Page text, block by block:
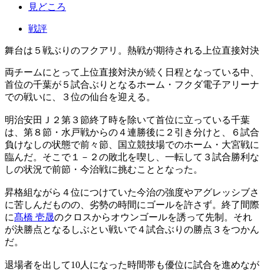
見どころ
戦評
舞台は５戦ぶりのフクアリ。熱戦が期待される上位直接対決
両チームにとって上位直接対決が続く日程となっている中、
首位の千葉が５試合ぶりとなるホーム・フクダ電子アリーナ
での戦いに、３位の仙台を迎える。
明治安田Ｊ２第３節終了時を除いて首位に立っている千葉
は、第８節・水戸戦からの４連勝後に２引き分けと、６試合
負けなしの状態で前々節、国立競技場でのホーム・大宮戦に
臨んだ。そこで１－２の敗北を喫し、一転して３試合勝利な
しの状況で前節・今治戦に挑むこととなった。
昇格組ながら４位につけていた今治の強度やアグレッシブさ
に苦しんだものの、劣勢の時間にゴールを許さず。終了間際
に髙橋 壱晟のクロスからオウンゴールを誘って先制。それ
が決勝点となるしぶとい戦いで４試合ぶりの勝点３をつかん
だ。
退場者を出して10人になった時間帯も優位に試合を進めなが